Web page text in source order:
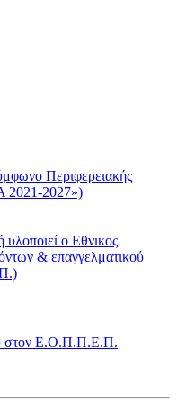
Περιφερειακής
2021-2027»)
ο Εθνικος
& επαγγελματικού
στον Ε.Ο.Π.Π.Ε.Π.